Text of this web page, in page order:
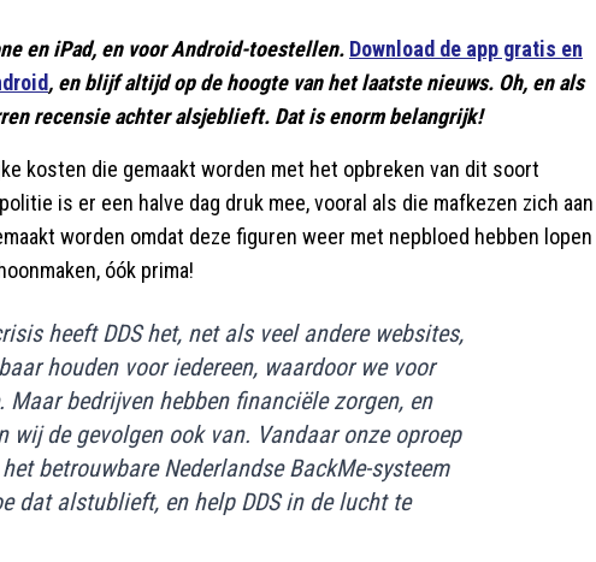
en iPad, en voor Android-toestellen. Download de app gratis en
, en blijf altijd op de hoogte van het laatste nieuws. Oh, en als
recensie achter alsjeblieft. Dat is enorm belangrijk!
kosten die gemaakt worden met het opbreken van dit soort
is er een halve dag druk mee, vooral als die mafkezen zich aan
worden omdat deze figuren weer met nepbloed hebben lopen
óók prima!
heeft DDS het, net als veel andere websites,
houden voor iedereen, waardoor we voor
bedrijven hebben financiële zorgen, en
wij de gevolgen ook van. Vandaar onze oproep
betrouwbare Nederlandse BackMe-systeem
dat alstublieft, en help DDS in de lucht te